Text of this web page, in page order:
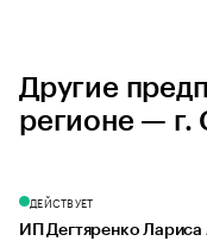
Другие
регионе — г.
ДЕЙСТВУЕТ
ИП Дегтяренко Лариса